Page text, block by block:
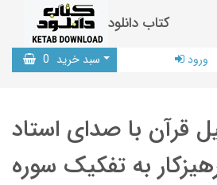
کتاب دانلود
سبد خرید 0 ورود
قرآن با صدای استاد
به تفکیک سوره